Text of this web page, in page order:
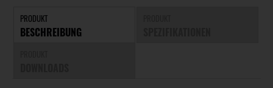
PRODUKT
BESCHREIBUNG